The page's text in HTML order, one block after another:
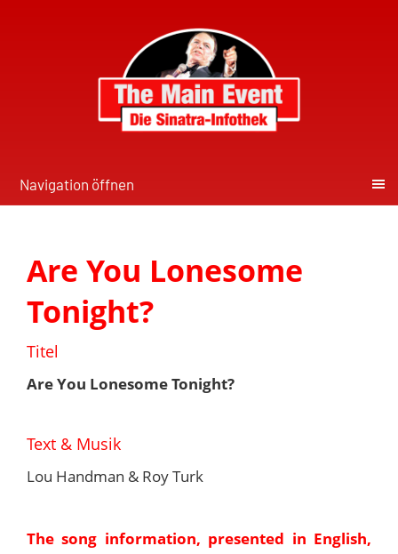
Navigation öffnen
Are You Lonesome
Tonight?
Titel
Are You Lonesome Tonight?
Text & Musik
Lou Handman & Roy Turk
The song information, presented in English,